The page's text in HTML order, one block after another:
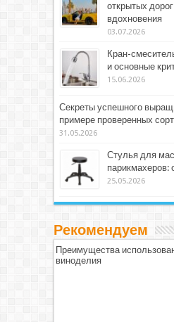
открытых
вдохновения
03.07.2026
Кран-
и основные
15.06.2026
Секреты успешного
примере проверенных
31.05.2026
Стулья для
парикмахеров:
25.05.2026
Рекомендуем
Преимущества
виноделия